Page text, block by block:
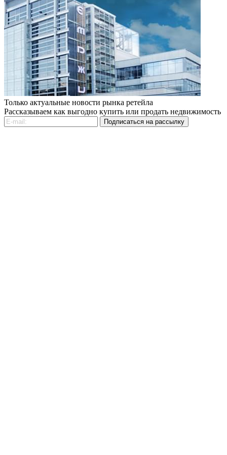
Только актуальные новости рынка ретейла
Рассказываем как выгодно купить или продать недвижимость